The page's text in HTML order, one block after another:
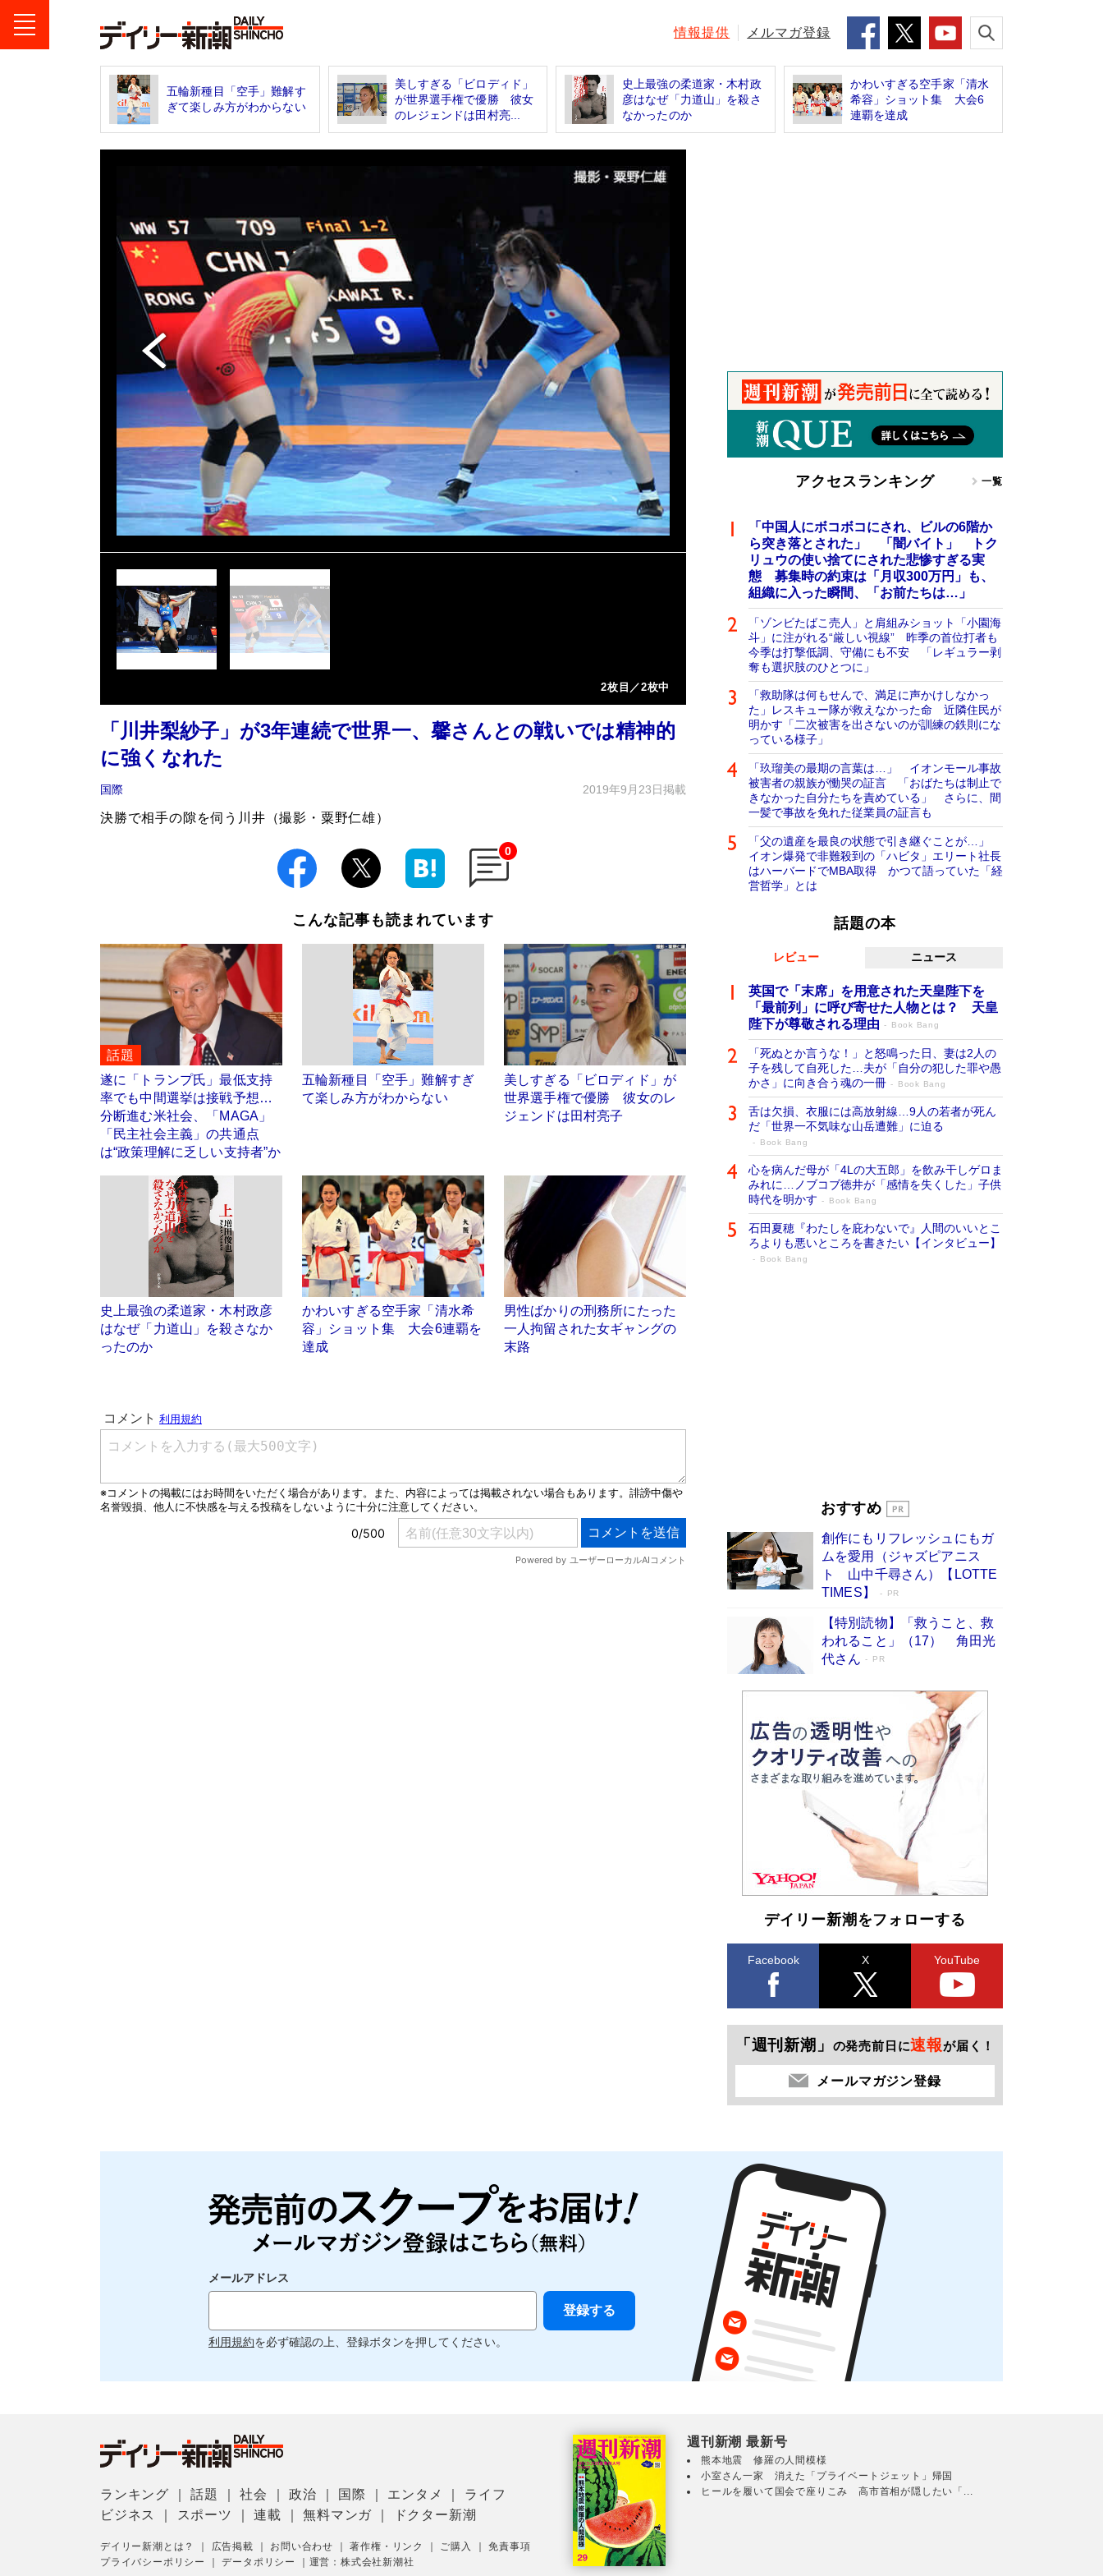
情報提供 メルマガ登録
五輪新種目「空手」難解す
ぎて楽しみ方がわからない
美しすぎる「ビロディド」
が世界選手権で優勝 彼女
のレジェンドは田村亮...
史上最強の柔道家・木村政
彦はなぜ「力道山」を殺さ
なかったのか
かわいすぎる空手家「清水
希容」ショット集 大会6
連覇を達成
2枚目／2枚中
「川井梨紗子」が3年連続で世界一、馨さんとの戦いでは精神的
に強くなれた
国際 2019年9月23日掲載
決勝で相手の隙を伺う川井（撮影・粟野仁雄）
0
こんな記事も読まれています
話題
遂に「トランプ氏」最低支持
率でも中間選挙は接戦予想…
分断進む米社会、「MAGA」
「民主社会主義」の共通点
は“政策理解に乏しい支持者”か
五輪新種目「空手」難解すぎ
て楽しみ方がわからない
美しすぎる「ビロディド」が
世界選手権で優勝 彼女のレ
ジェンドは田村亮子
史上最強の柔道家・木村政彦
はなぜ「力道山」を殺さなか
ったのか
かわいすぎる空手家「清水希
容」ショット集 大会6連覇を
達成
男性ばかりの刑務所にたった
一人拘留された女ギャングの
末路
アクセスランキング 一覧
「中国人にボコボコにされ、ビルの6階か
ら突き落とされた」 「闇バイト」 トク
リュウの使い捨てにされた悲惨すぎる実
態 募集時の約束は「月収300万円」も、
組織に入った瞬間、「お前たちは…」
「ゾンビたばこ売人」と肩組みショット「小園海
斗」に注がれる“厳しい視線” 昨季の首位打者も
今季は打撃低調、守備にも不安 「レギュラー剥
奪も選択肢のひとつに」
「救助隊は何もせんで、満足に声かけしなかっ
た」レスキュー隊が救えなかった命 近隣住民が
明かす「二次被害を出さないのが訓練の鉄則にな
っている様子」
「玖瑠美の最期の言葉は…」 イオンモール事故
被害者の親族が慟哭の証言 「おばたちは制止で
きなかった自分たちを責めている」 さらに、間
一髪で事故を免れた従業員の証言も
「父の遺産を最良の状態で引き継ぐことが…」
イオン爆発で非難殺到の「ハビタ」エリート社長
はハーバードでMBA取得 かつて語っていた「経
営哲学」とは
話題の本
レビュー ニュース
英国で「末席」を用意された天皇陛下を
「最前列」に呼び寄せた人物とは？ 天皇
陛下が尊敬される理由
Book Bang
「死ぬとか言うな！」と怒鳴った日、妻は2人の
子を残して自死した…夫が「自分の犯した罪や愚
かさ」に向き合う魂の一冊
Book Bang
舌は欠損、衣服には高放射線…9人の若者が死ん
だ「世界一不気味な山岳遭難」に迫る
Book Bang
心を病んだ母が「4Lの大五郎」を飲み干しゲロま
みれに…ノブコブ徳井が「感情を失くした」子供
時代を明かす
Book Bang
石田夏穂『わたしを庇わないで』人間のいいとこ
ろよりも悪いところを書きたい【インタビュー】
Book Bang
「『火垂るの墓』は、大嘘である」原作者が抱き
続けた“自責の念”とは…「自己憐憫は描きたくな
い」監督が徹底的にこだわったこと（後編） #
戦争の記憶
Book Bang
おすすめ
創作にもリフレッシュにもガ
ムを愛用（ジャズピアニス
ト 山中千尋さん）【LOTTE
TIMES】
PR
【特別読物】「救うこと、救
われること」（17） 角田光
代さん
PR
デイリー新潮をフォローする
Facebook X YouTube
「週刊新潮」 の発売前日に速報が届く！
メールマガジン登録
メールアドレス
利用規約を必ず確認の上、登録ボタンを押してください。
ランキング ｜話題 ｜社会 ｜政治 国際 エンタメ
ライフ
ビジネス
スポーツ ｜連載 ｜無料マンガ ドクター新潮
デイリー新潮とは？ 広告掲載 お問い合わせ ｜著作権・リンク ご購入 ｜免責事項
プライバシーポリシー
｜データポリシー 運営：株式会社新潮社
週刊新潮 最新号
熊本地震 修羅の人間模様
小室さん一家 消えた「プライベートジェット」帰国
ヒールを履いて国会で座りこみ 高市首相が隠したい「...